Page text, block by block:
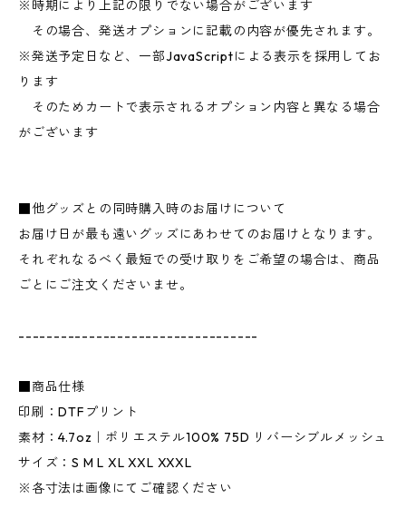
※時期により上記の限りでない場合がございます
その場合、発送オプションに記載の内容が優先されます。
※発送予定日など、一部JavaScriptによる表示を採用してお
ります
そのためカートで表示されるオプション内容と異なる場合
がございます
■他グッズとの同時購入時のお届けについて
お届け日が最も遠いグッズにあわせてのお届けとなります。
それぞれなるべく最短での受け取りをご希望の場合は、商品
ごとにご注文くださいませ。
----------------------------------
■商品仕様
印刷：DTFプリント
素材：4.7oz｜ポリエステル100% 75D リバーシブルメッシュ
サイズ：S M L XL XXL XXXL
※各寸法は画像にてご確認ください